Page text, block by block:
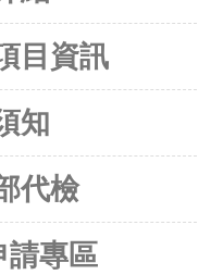
目資訊
知
代檢
請專區